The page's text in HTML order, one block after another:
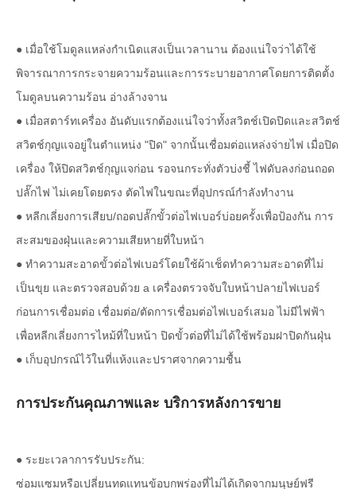
● เมื่อใช้โมดูลแหล่งกำเนิดแสงเป็นเวลานาน ต้องแน่ใจว่าได้ใช้
พิจารณาการกระจายความร้อนและการระบายอากาศโดยการติดตั้ง
โมดูลบนความร้อน อ่างล้างจาน
● เมื่อสตาร์ทเครื่อง อันดับแรกต้องแน่ใจว่าทั้งสวิตช์เปิดปิดและสวิตช์
สวิตช์กุญแจอยู่ในตำแหน่ง "ปิด" จากนั้นเชื่อมต่อแหล่งจ่ายไฟ เมื่อปิด
เครื่อง ให้ปิดสวิตช์กุญแจก่อน รอจนกระทั่งตัวบ่งชี้ ไฟดับลงก่อนถอด
ปลั๊กไฟ ไม่เคยโดยตรง ตัดไฟในขณะที่อุปกรณ์กำลังทำงาน
● หลีกเลี่ยงการเสียบ/ถอดปลั๊กขั้วต่อไฟเบอร์บ่อยครั้งเพื่อป้องกัน การ
สะสมของฝุ่นและความเสียหายที่ใบหน้า
● ทำความสะอาดขั้วต่อไฟเบอร์โดยใช้ผ้าเช็ดทำความสะอาดที่ไม่
เป็นขุย และตรวจสอบด้วย a เครื่องตรวจจับใบหน้าปลายไฟเบอร์
ก่อนการเชื่อมต่อ เชื่อมต่อ/ตัดการเชื่อมต่อไฟเบอร์เสมอ ไม่มีไฟฟ้า
เพื่อหลีกเลี่ยงการไหม้ที่ใบหน้า ปิดขั้วต่อที่ไม่ได้ใช้พร้อมฝาปิดกันฝุ่น
● เก็บอุปกรณ์ไว้ในที่แห้งและปราศจากความชื้น
การประกันคุณภาพและ บริการหลังการขาย
● ระยะเวลาการรับประกัน:
ซ่อมแซมหรือเปลี่ยนทดแทนข้อบกพร่องที่ไม่ได้เกิดจากมนุษย์ฟรี